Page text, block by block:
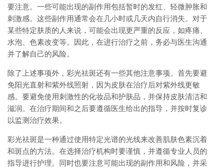
要注意。一些可能出现的副作用包括暂时的发红、轻微肿胀和
刺激感。这些副作用通常会在几小时或几天内自行消失。对于
某些特定肤质的人来说，可能会出现更严重的反应，如疼痛、
水泡、色素改变等。因此，在进行治疗之前，务必与医生沟通
并了解自己的风险。
除了上述事项外，彩光祛斑还有一些其他注意事项。首先要避
免阳光直射和紫外线照射，因为皮肤在治疗后对紫外线更敏
感。要避免使用刺激性的化妆品和护肤品，并保持皮肤清洁和
滋润。在治疗期间和之后要遵循医生给出的指导，并按时复诊
以监测治疗效果。
彩光祛斑是一种通过使用特定光谱的光线来改善肌肤色素沉着
和斑点的方法。在选择治疗机构时要谨慎，并遵循专业人员的
指导进行护理。同时也要注意可能出现的副作用和风险，并采